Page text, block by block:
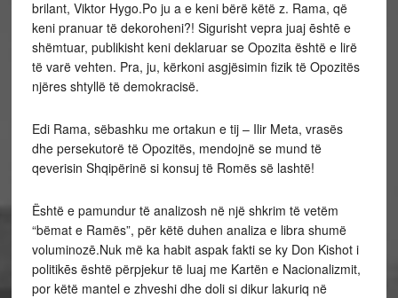
brilant, Viktor Hygo.Po ju a e keni bërë këtë z. Rama, që
keni pranuar të dekoroheni?! Sigurisht vepra juaj ēshtē e
shëmtuar, publikisht keni deklaruar se Opozita është e lirë
të varë vehten. Pra, ju, kërkoni asgjësimin fizik të Opozitës
njëres shtyllë të demokracisë.
Edi Rama, sëbashku me ortakun e tij – Ilir Meta, vrasës
dhe persekutorë të Opozitës, mendojnë se mund të
qeverisin Shqipërinë si konsuj të Romës së lashtë!
Është e pamundur të analizosh në një shkrim të vetëm
“bëmat e Ramës”, për këtë duhen analiza e libra shumë
voluminozē.Nuk më ka habit aspak fakti se ky Don Kishot i
politikēs është përpjekur të luaj me Kartën e Nacionalizmit,
por këtë mantel e zhveshi dhe doli si dikur lakuriq në